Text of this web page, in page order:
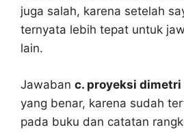
juga salah, karena setelah
ternyata lebih tepat untuk
lain.
Jawaban c. proyeksi dimetri
yang benar, karena sudah
pada buku dan catatan